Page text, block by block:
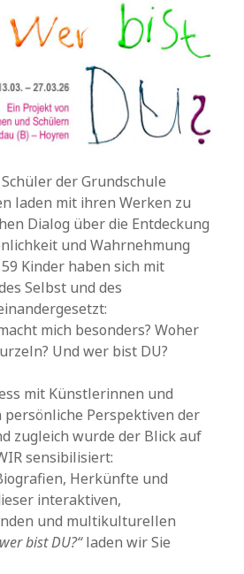
der Grundschule
laden mit ihren Werken zu
Dialog über die Entdeckung
und Wahrnehmung
Kinder haben sich mit
Selbst und des
mich besonders? Woher
Und wer bist DU?
mit Künstlerinnen und
Perspektiven der
zugleich wurde der Blick auf
sensibilisiert:
Herkünfte und
interaktiven,
und multikulturellen
bist DU?“laden wir Sie